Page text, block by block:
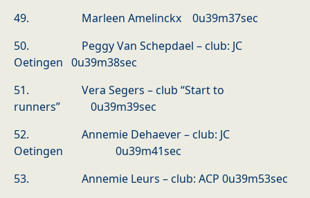
49. Marleen Amelinckx 0u39m37sec
50. Peggy Van Schepdael – club: JC
Oetingen 0u39m38sec
51. Vera Segers – club “Start to
runners” 0u39m39sec
52. Annemie Dehaever – club: JC
Oetingen 0u39m41sec
53. Annemie Leurs – club: ACP 0u39m53sec